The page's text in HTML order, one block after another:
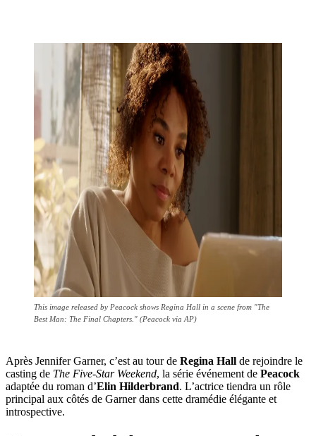
This image released by Peacock shows Regina Hall in a scene from "The
Best Man: The Final Chapters." (Peacock via AP)
Après Jennifer Garner, c’est au tour de Regina Hall de rejoindre le
casting de The Five-Star Weekend, la série événement de Peacock
adaptée du roman d’Elin Hilderbrand. L’actrice tiendra un rôle
principal aux côtés de Garner dans cette dramédie élégante et
introspective.